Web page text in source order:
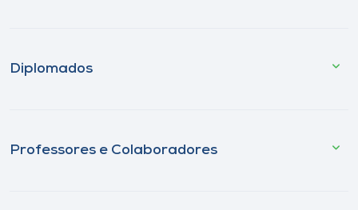
Diplomados
Professores e Colaboradores